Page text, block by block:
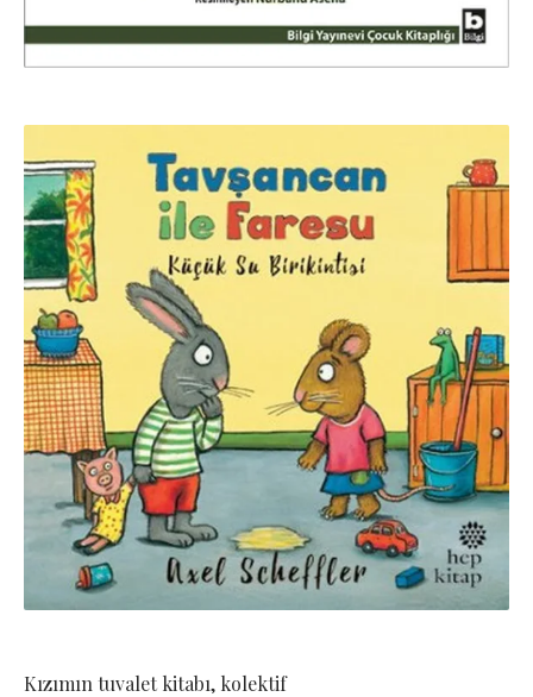
Kızımın tuvalet kitabı, kolektif